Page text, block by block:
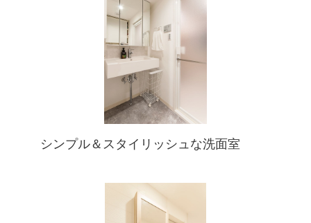
シンプル＆スタイリッシュな洗面室